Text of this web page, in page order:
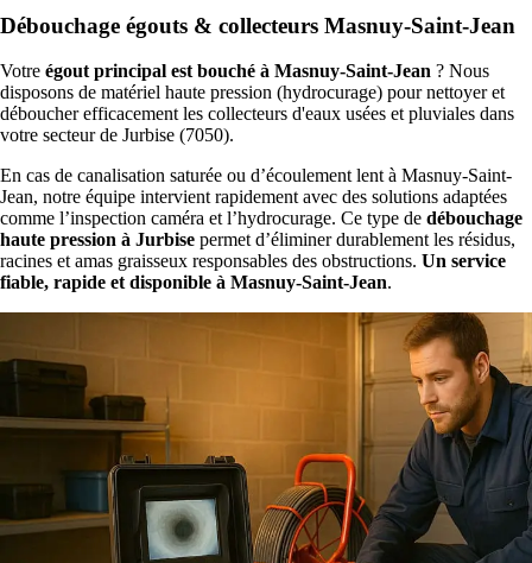
Débouchage égouts & collecteurs Masnuy-Saint-Jean
Votre égout principal est bouché à Masnuy-Saint-Jean ? Nous
disposons de matériel haute pression (hydrocurage) pour nettoyer et
déboucher efficacement les collecteurs d'eaux usées et pluviales dans
votre secteur de Jurbise (7050).
En cas de canalisation saturée ou d’écoulement lent à Masnuy-Saint-
Jean, notre équipe intervient rapidement avec des solutions adaptées
comme l’inspection caméra et l’hydrocurage. Ce type de débouchage
haute pression à Jurbise permet d’éliminer durablement les résidus,
racines et amas graisseux responsables des obstructions. Un service
fiable, rapide et disponible à Masnuy-Saint-Jean.